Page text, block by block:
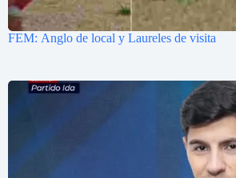
FEM: Anglo de local y Laureles de visita